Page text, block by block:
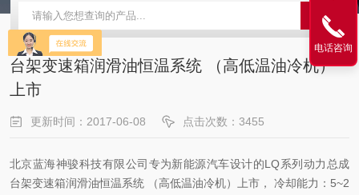
台架变速箱润滑油恒温系统 （高低温油冷机）
上市
更新时间：2017-06-08 点击次数：3455
北京蓝海神骏科技有限公司专为新能源汽车设计的LQ系列动力总成
台架变速箱润滑油恒温系统 （高低温油冷机）上市， 冷却能力：5~2
电话咨询